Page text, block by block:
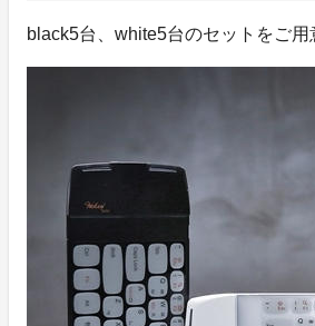
black5台、white5台のセットをご用